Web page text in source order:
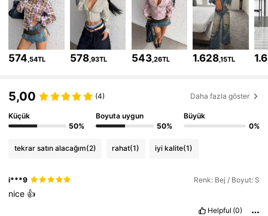
336K Takipçiler
4,79 336K Takipçiler
336K Takipçiler
4,79 336K Takipçiler
4,79
574,54TL 578,93TL 543,26TL 1.628,15TL
5,00 (4) Daha fazla göster
Küçük
50%
Boyuta uygun
50%
Büyük
0%
tekrar satın alacağım(2) rahat(1) iyi kalite(1)
i***9 Renk: Bej / Boyut: S
nice 👍
Helpful (0)